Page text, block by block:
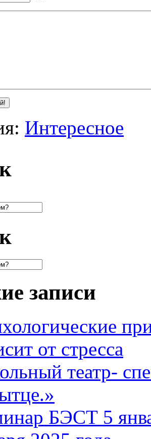
Интересное
записи
от стресса
театр-
БЭСТ 5